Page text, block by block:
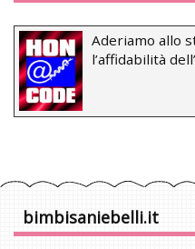
Aderiamo allo
l’affidabilità
bimbisaniebelli.it